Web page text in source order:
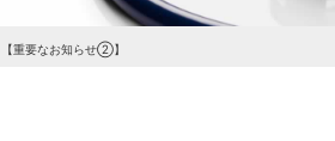
【重要なお知らせ②】